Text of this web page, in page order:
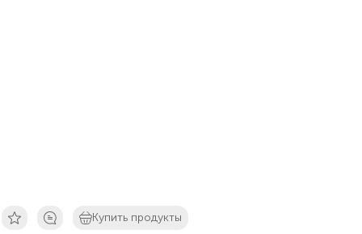
Купить продукты